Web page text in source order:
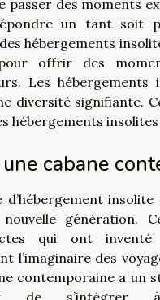
passer des moments
un tant soit
hébergements
offrir des
Les hébergements
diversité signifiante.
hébergements
cabane
d’hébergement
génération.
qui ont
l’imaginaire des
contemporaine a un
de